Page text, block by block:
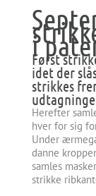
i
Først
idet der
strikkes
Herefter
hver for sig
Under
danne
samles
strikke